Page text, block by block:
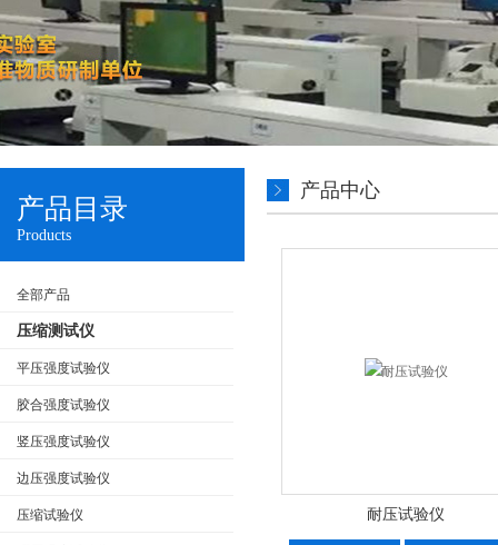
产品目录
Products
全部产品
压缩测试仪
平压强度试验仪
胶合强度试验仪
竖压强度试验仪
边压强度试验仪
压缩试验仪
产品中心
耐压试验仪